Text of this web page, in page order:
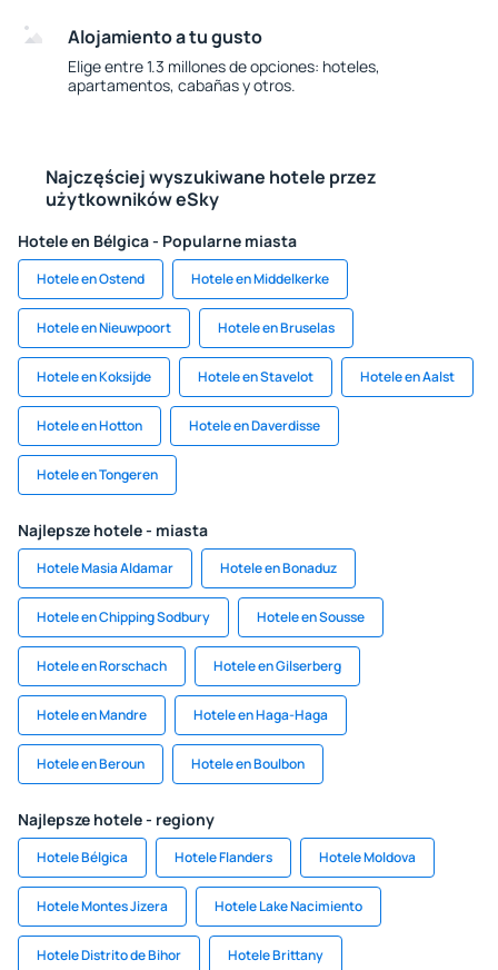
Alojamiento a tu gusto
Elige entre 1.3 millones de opciones: hoteles,
apartamentos, cabañas y otros.
Najczęściej wyszukiwane hotele przez
użytkowników eSky
Hotele en Bélgica - Popularne miasta
Hotele en Ostend Hotele en Middelkerke
Hotele en Nieuwpoort Hotele en Bruselas
Hotele en Koksijde Hotele en Stavelot Hotele en Aalst
Hotele en Hotton Hotele en Daverdisse
Hotele en Tongeren
Najlepsze hotele - miasta
Hotele Masia Aldamar Hotele en Bonaduz
Hotele en Chipping Sodbury Hotele en Sousse
Hotele en Rorschach Hotele en Gilserberg
Hotele en Mandre Hotele en Haga-Haga
Hotele en Beroun Hotele en Boulbon
Najlepsze hotele - regiony
Hotele Bélgica Hotele Flanders Hotele Moldova
Hotele Montes Jizera Hotele Lake Nacimiento
Hotele Distrito de Bihor Hotele Brittany